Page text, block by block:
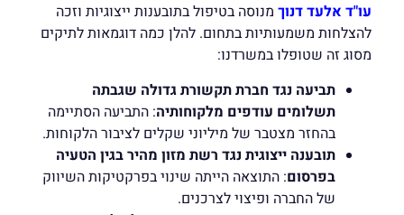
עו"ד אלעד דנוךמנוסה בטיפול בתובענות ייצוגיות וזכה
להצלחות משמעותיות בתחום. להלן כמה דוגמאות לתיקים
מסוג זה שטופלו במשרדנו:
תביעה נגד חברת תקשורת גדולה שגבתה
תשלומים עודפים מלקוחותיה: התביעה הסתיימה
בהחזר מצטבר של מיליוני שקלים לציבור הלקוחות.
תובענה ייצוגית נגד רשת מזון מהיר בגין הטעיה
בפרסום: התוצאה הייתה שינוי בפרקטיקות השיווק
של החברה ופיצוי לצרכנים.